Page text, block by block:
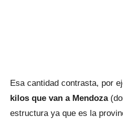
Esa cantidad contrasta, por
kilos que van a Mendoza
estructura ya que es la